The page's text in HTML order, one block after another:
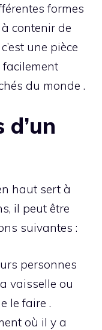
formes
contenir de
c’est une pièce
facilement
du monde .
haut sert à
il peut être
suivantes :
personnes
vaisselle ou
le faire .
où il y a